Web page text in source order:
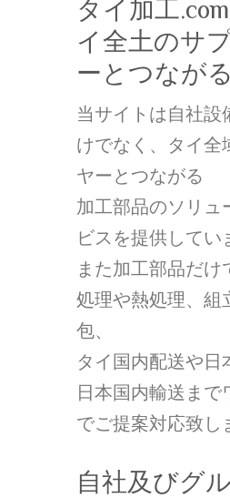
タイ加工
イ全土のサ
ーとつながる
当サイトは自社設
けでなく、タイ全
ヤーとつながる
加工部品のソリュ
ビスを提供してい
また加工部品だけ
処理や熱処理、組
包、
タイ国内配送や日
日本国内輸送まで
でご提案対応致し
自社及びグ